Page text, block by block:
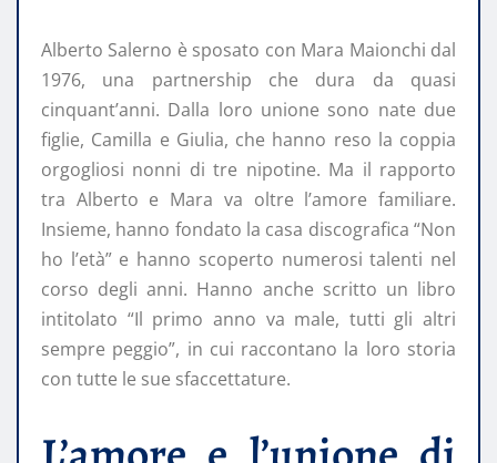
Alberto Salerno è sposato con Mara Maionchi dal
1976, una partnership che dura da quasi
cinquant’anni. Dalla loro unione sono nate due
figlie, Camilla e Giulia, che hanno reso la coppia
orgogliosi nonni di tre nipotine. Ma il rapporto
tra Alberto e Mara va oltre l’amore familiare.
Insieme, hanno fondato la casa discografica “Non
ho l’età” e hanno scoperto numerosi talenti nel
corso degli anni. Hanno anche scritto un libro
intitolato “Il primo anno va male, tutti gli altri
sempre peggio”, in cui raccontano la loro storia
con tutte le sue sfaccettature.